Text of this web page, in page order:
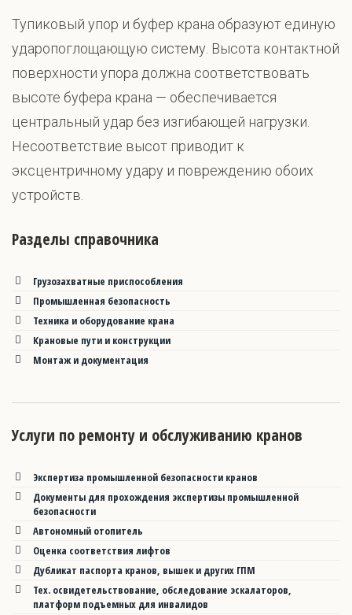
Тупиковый упор и буфер крана образуют единую
ударопоглощающую систему. Высота контактной
поверхности упора должна соответствовать
высоте буфера крана — обеспечивается
центральный удар без изгибающей нагрузки.
Несоответствие высот приводит к
эксцентричному удару и повреждению обоих
устройств.
Разделы справочника
Грузозахватные приспособления
Промышленная безопасность
Техника и оборудование крана
Крановые пути и конструкции
Монтаж и документация
Услуги по ремонту и обслуживанию кранов
Экспертиза промышленной безопасности кранов
Документы для прохождения экспертизы промышленной
безопасности
Автономный отопитель
Оценка соответствия лифтов
Дубликат паспорта кранов, вышек и других ГПМ
Тех. освидетельствование, обследование эскалаторов,
платформ подъемных для инвалидов